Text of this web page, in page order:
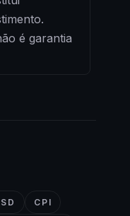
é garantia
CPI